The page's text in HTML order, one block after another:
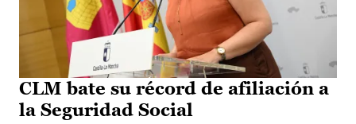
CLM bate su récord de afiliación a
la Seguridad Social